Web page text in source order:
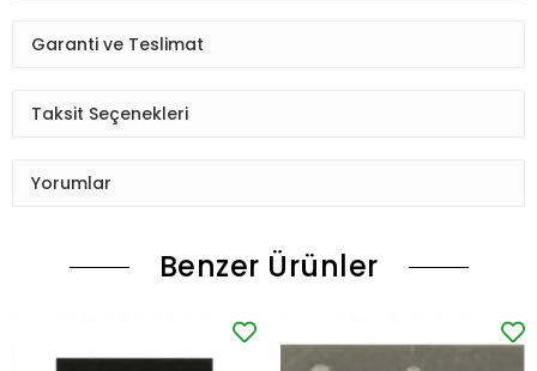
Garanti ve Teslimat
Taksit Seçenekleri
Yorumlar
Benzer Ürünler